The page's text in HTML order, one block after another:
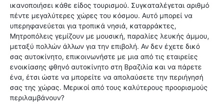
ικανοποιήσει κάθε είδος τουρισμού. Συγκαταλέγεται αριθμό
πέντε μεγαλύτερες χώρες του κόσμου. Αυτό μπορεί να
υπερηφανεύεται για τροπικά νησιά, καταρράκτες,
Μητροπόλεις γεμίζουν με μουσική, παραλίες λευκής άμμου,
μεταξύ πολλών άλλων για την επιβολή. Αν δεν έχετε δικό
σας αυτοκίνητο, επικοινωνήστε με μια από τις εταιρείες
ενοικίασης φθηνό αυτοκίνητο στη Βραζιλία και να πάρετε
ένα, έτσι ώστε να μπορείτε να απολαύσετε την περιήγησή
σας της χώρας. Μερικοί από τους καλύτερους προορισμούς
περιλαμβάνουν?